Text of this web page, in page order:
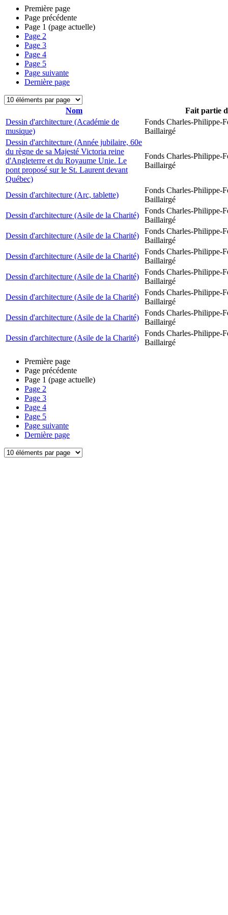
Première page
Page précédente
Page 1 (page actuelle)
Page 2
Page 3
Page 4
Page 5
Page suivante
Dernière page
Nom
Fait partie
Dessin d'architecture (Académie de
musique)
Fonds Charles-Philippe-
Baillairgé
Dessin d'architecture (Année jubilaire, 60e
du règne de sa Majesté Victoria reine
d'Angleterre et du Royaume Unie. Le
pont proposé sur le St. Laurent devant
Québec)
Fonds Charles-Philippe-
Baillairgé
Dessin d'architecture (Arc, tablette)
Fonds Charles-Philippe-
Baillairgé
Dessin d'architecture (Asile de la Charité)
Fonds Charles-Philippe-
Baillairgé
Dessin d'architecture (Asile de la Charité)
Fonds Charles-Philippe-
Baillairgé
Dessin d'architecture (Asile de la Charité)
Fonds Charles-Philippe-
Baillairgé
Dessin d'architecture (Asile de la Charité)
Fonds Charles-Philippe-
Baillairgé
Dessin d'architecture (Asile de la Charité)
Fonds Charles-Philippe-
Baillairgé
Dessin d'architecture (Asile de la Charité)
Fonds Charles-Philippe-
Baillairgé
Dessin d'architecture (Asile de la Charité)
Fonds Charles-Philippe-
Baillairgé
Première page
Page précédente
Page 1 (page actuelle)
Page 2
Page 3
Page 4
Page 5
Page suivante
Dernière page